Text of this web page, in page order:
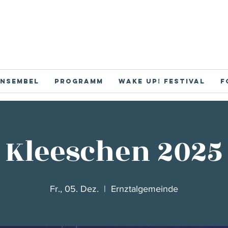
Programm Wake Up! Festival
Kleeschen 2025
Fr., 05. Dez.
  |
Ernztalgemeinde